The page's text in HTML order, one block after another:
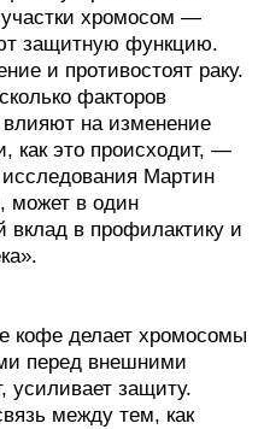
участки хромосом —
защитную функцию.
и противостоят раку.
факторов
на изменение
как это происходит, —
Мартин
может в один
вклад в профилактику и
кофе делает хромосомы
перед внешними
усиливает защиту.
между тем, как